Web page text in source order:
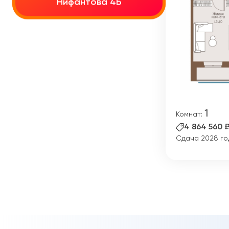
Комнат: 1
4 864 560
Сдача 2028
Нифантова 4Б
Нифантова 4Б